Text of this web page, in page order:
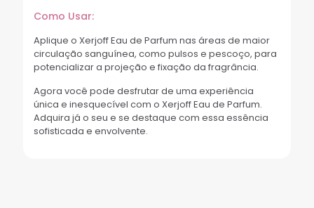
Como Usar:
Aplique o Xerjoff Eau de Parfum nas áreas de maior
circulação sanguínea, como pulsos e pescoço, para
potencializar a projeção e fixação da fragrância.
Agora você pode desfrutar de uma experiência
única e inesquecível com o Xerjoff Eau de Parfum.
Adquira já o seu e se destaque com essa essência
sofisticada e envolvente.